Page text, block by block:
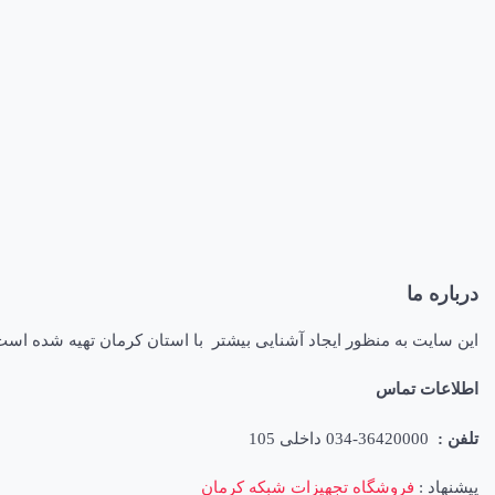
درباره ما
این سایت به منظور ایجاد آشنایی بیشتر با استان کرمان تهیه شده
اطلاعات تماس
تلفن :
پیشنهاد : فروشگاه تجهیزات شبکه کرمان